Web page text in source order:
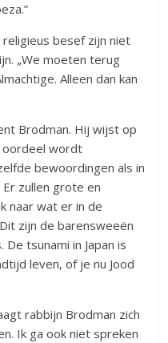
besef zijn niet
„We moeten terug
Alleen dan kan
Brodman. Hij wijst op
oordeel wordt
bewoordingen als in
zullen grote en
naar wat er in de
zijn de barensweeën
tsunami in Japan is
leven, of je nu Jood
rabbijn Brodman zich
Ik ga ook niet spreken